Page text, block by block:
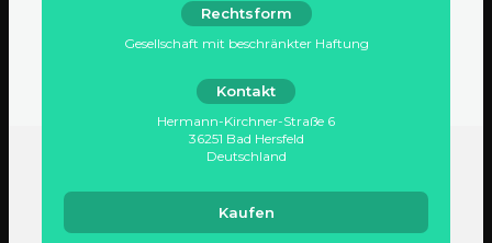
Rechtsform
Gesellschaft mit beschränkter Haftung
Kontakt
Hermann-Kirchner-Straße 6
36251 Bad Hersfeld
Deutschland
Kaufen